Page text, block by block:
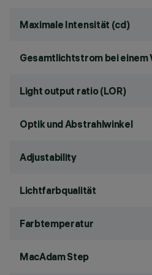
Maximale Intensität (cd)
Gesamtlichtstrom bei einem
Light output ratio (LOR)
Optik und Abstrahlwinkel
Adjustability
Lichtfarbqualität
Farbtemperatur
MacAdam Step